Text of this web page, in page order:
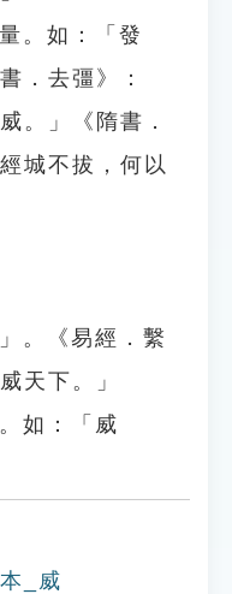
。如：「發
．去彊》：
。」《隋書．
城不拔，何以
。《易經．繫
天下。」
如：「威
_威